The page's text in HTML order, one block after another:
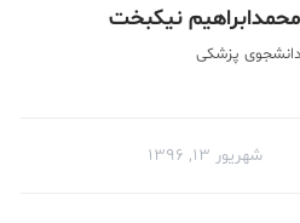
محمدابراهیم نیکبخت
دانشجوی پزشکی
شهریور ۱۳, ۱۳۹۶